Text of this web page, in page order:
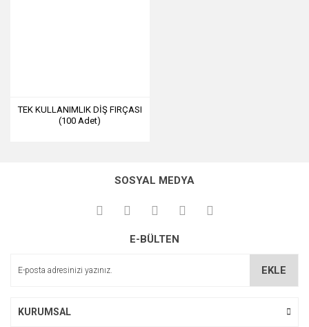
TEK KULLANIMLIK DİŞ FIRÇASI
(100 Adet)
SOSYAL MEDYA
E-BÜLTEN
EKLE
KURUMSAL